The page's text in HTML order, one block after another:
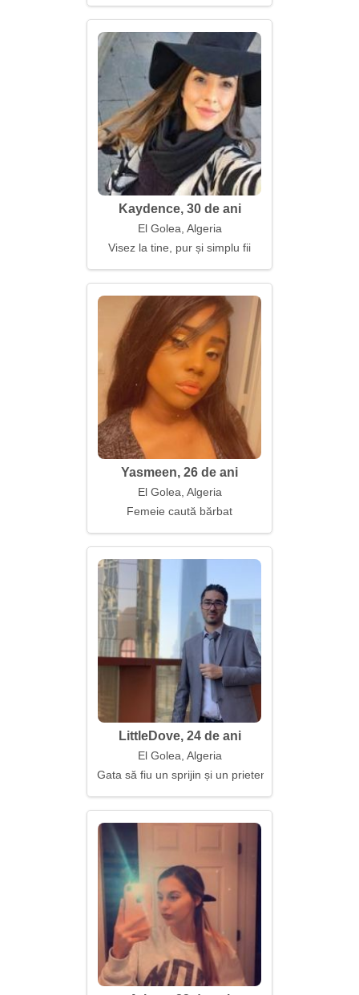
Kaydence, 30 de ani
El Golea, Algeria
Visez la tine, pur și simplu fii
Yasmeen, 26 de ani
El Golea, Algeria
Femeie caută bărbat
LittleDove, 24 de ani
El Golea, Algeria
Gata să fiu un sprijin și un prieten în același timp